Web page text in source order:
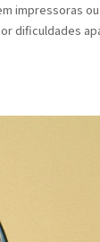
impressoras
dificuldades